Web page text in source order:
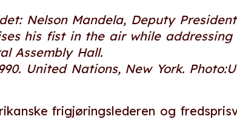
Nelson Mandela, Deputy
his fist in the air while
Assembly Hall.
United Nations, New York.
frigjøringslederen og